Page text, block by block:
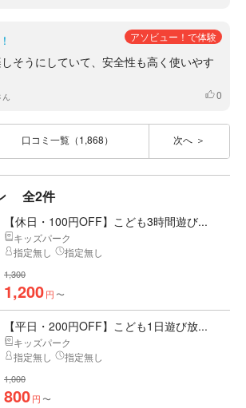
アソビュー！で体験
そうにしていて、安全性も高く使いやす
ん いいね
0
口コミ一覧（1,868） 次へ
全2件
【休日・100円OFF】こども3時間遊び...
キッズパーク
指定無し
指定無し
1,300
1,200円 〜
【平日・200円OFF】こども1日遊び放...
キッズパーク
指定無し
指定無し
1,000
800円 〜